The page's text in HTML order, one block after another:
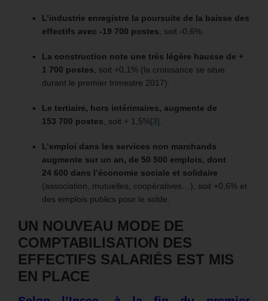
L’industrie enregistre la poursuite de la baisse des
effectifs avec -19 700 postes , soit -0,6%.
La construction note une très légère hausse de +
1 700 postes , soit +0,1% (la croissance se situe
durant le premier trimestre 2017).
Le tertiaire, hors intérimaires, augmente de
153 700 postes , soit + 1,5%[3]
L’emploi dans les services non marchands
augmente sur un an, de 50 500 emplois, dont
24 600 dans l’économie sociale et solidaire
(association, mutuelles, coopératives…), soit +0,6% et
des emplois publics pour le solde.
UN NOUVEAU MODE DE
COMPTABILISATION DES
EFFECTIFS SALARIÉS EST MIS
EN PLACE